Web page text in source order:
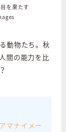
を果たす
動物たち。秋
間の能力を比
マナイメー